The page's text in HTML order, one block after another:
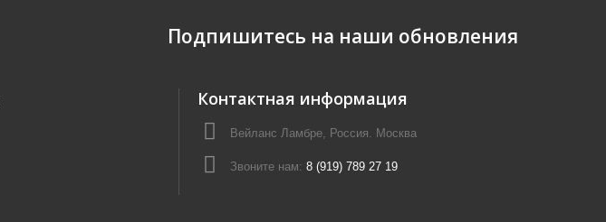
Подпишитесь на наши обновления
Контактная информация
Вейланс Ламбре, Россия. Москва
Звоните нам: 8 (919) 789 27 19